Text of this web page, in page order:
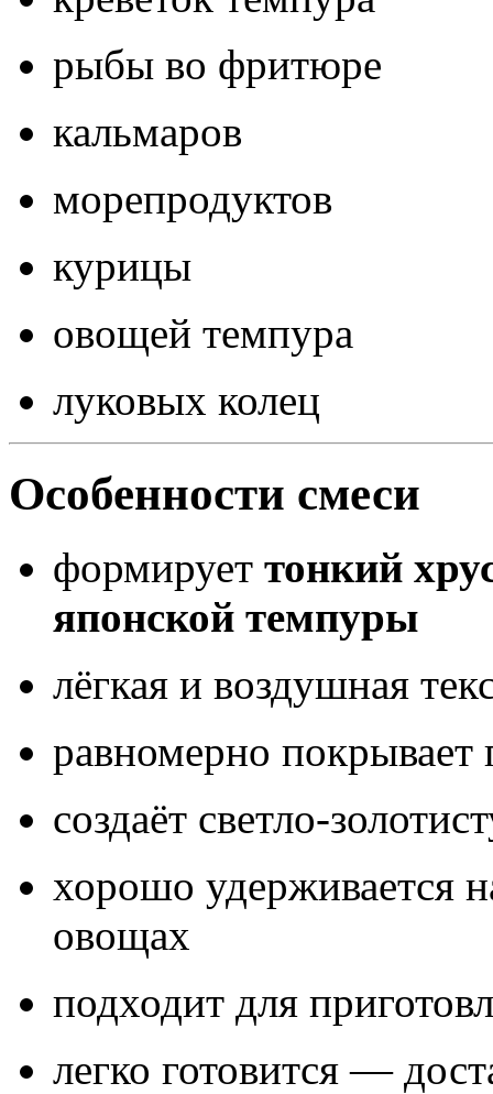
рыбы во фритюре
кальмаров
морепродуктов
курицы
овощей темпура
луковых колец
Особенности смеси
формирует тонкий
японской темпуры
лёгкая и воздушная
равномерно покрывает
создаёт светло-
хорошо удерживается
овощах
подходит для
легко готовится —